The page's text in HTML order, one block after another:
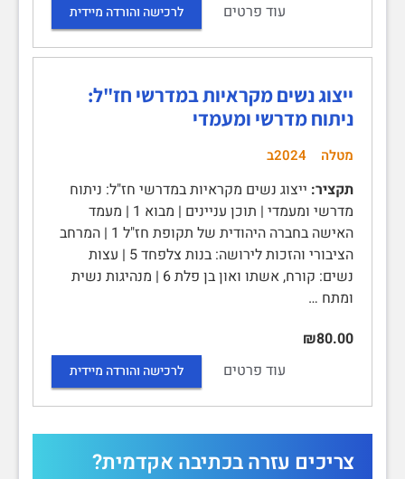
עוד פרטים
לרכישה והורדה מיידית
ייצוג נשים מקראיות במדרשי חז"ל:
ניתוח מדרשי ומעמדי
מטלה 2024ב
תקציר: ייצוג נשים מקראיות במדרשי חז"ל: ניתוח
מדרשי ומעמדי | תוכן עניינים | מבוא 1 | מעמד
האישה בחברה היהודית של תקופת חז"ל 1 | המרחב
הציבורי והזכות לירושה: בנות צלפחד 5 | עצות
נשים: קורח, אשתו ואון בן פלת 6 | מנהיגות נשית
ומתח …
₪80.00
עוד פרטים
לרכישה והורדה מיידית
צריכים עזרה בכתיבה אקדמית?